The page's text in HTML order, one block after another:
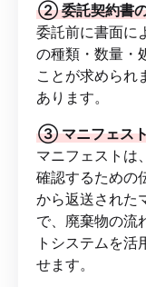
② 委託契約書
委託前に書面に
の種類・数量・
ことが求められ
あります。
③ マニフェス
マニフェストは
確認するための
から返送された
で、廃棄物の流
トシステムを
せます。